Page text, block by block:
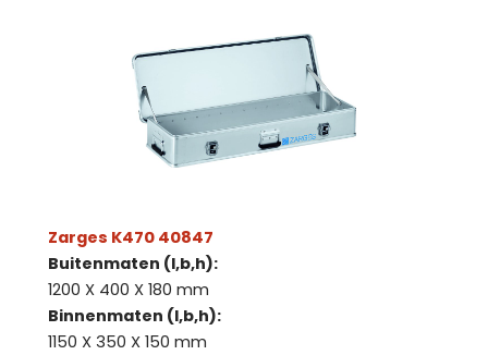
Zarges K470 40847
Buitenmaten (l,b,h):
1200 X 400 X 180 mm
Binnenmaten (l,b,h):
1150 X 350 X 150 mm